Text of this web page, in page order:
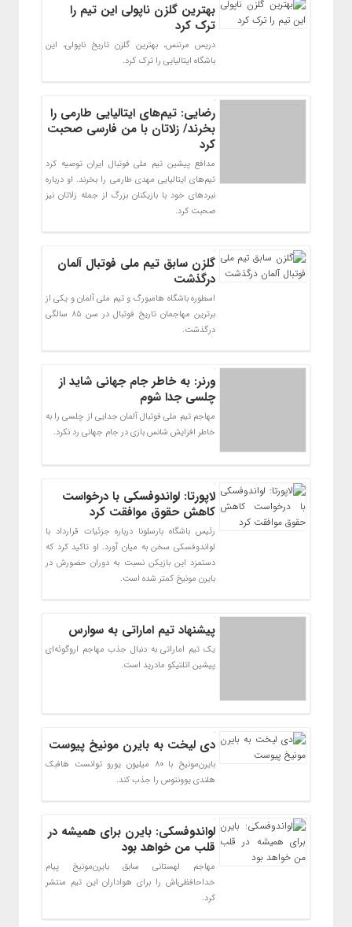
بهترین گلزن ناپولی این تیم را
ترک کرد
دریس مرتنس، بهترین گلزن تاریخ ناپولی، این
باشگاه ایتالیایی را ترک کرد.
رضایی: تیم‌های ایتالیایی طارمی را
بخرند/ زلاتان با من فارسی صحبت
کرد
مدافع پیشین تیم ملی فوتبال ایران توصیه کرد
تیم‌های ایتالیایی مهدی طارمی را بخرند. او درباره
نبردهای خود با بازیکنان بزرگ از جمله زلاتان نیز
صحبت کرد.
گلزن سابق تیم ملی فوتبال آلمان
درگذشت
اسطوره باشگاه هامبورگ و تیم ملی آلمان و یکی از
برترین مهاجمان تاریخ فوتبال در سن ۸۵ سالگی
درگذشت.
ورنر: به خاطر جام جهانی شاید از
چلسی جدا شوم
مهاجم تیم ملی فوتبال آلمان جدایی از چلسی را به
خاطر افزایش شانس بازی در جام جهانی رد نکرد.
لاپورتا: لواندوفسکی با درخواست
کاهش حقوق موافقت کرد
رئیس باشگاه بارسلونا درباره جزئیات قرارداد با
لواندوفسکی سخن به میان آورد. او تاکید کرد که
دستمزد این بازیکن نسبت به دوران حضورش در
بایرن مونیخ کمتر شده است.
پیشنهاد تیم اماراتی به سوارس
یک تیم اماراتی به دنبال جذب مهاجم اروگوئه‌ای
پیشین اتلتیکو مادرید است.
دی لیخت به بایرن مونیخ پیوست
بایرن‌مونیخ با ۸۰ میلیون یورو توانست هافبک
هلندی یوونتوس را جذب کند.
لواندوفسکی: بایرن برای همیشه در
قلب من خواهد بود
مهاجم لهستانی سابق بایرن‌مونیخ پیام
خداحافظی‌اش را برای هواداران این تیم منتشر
کرد.